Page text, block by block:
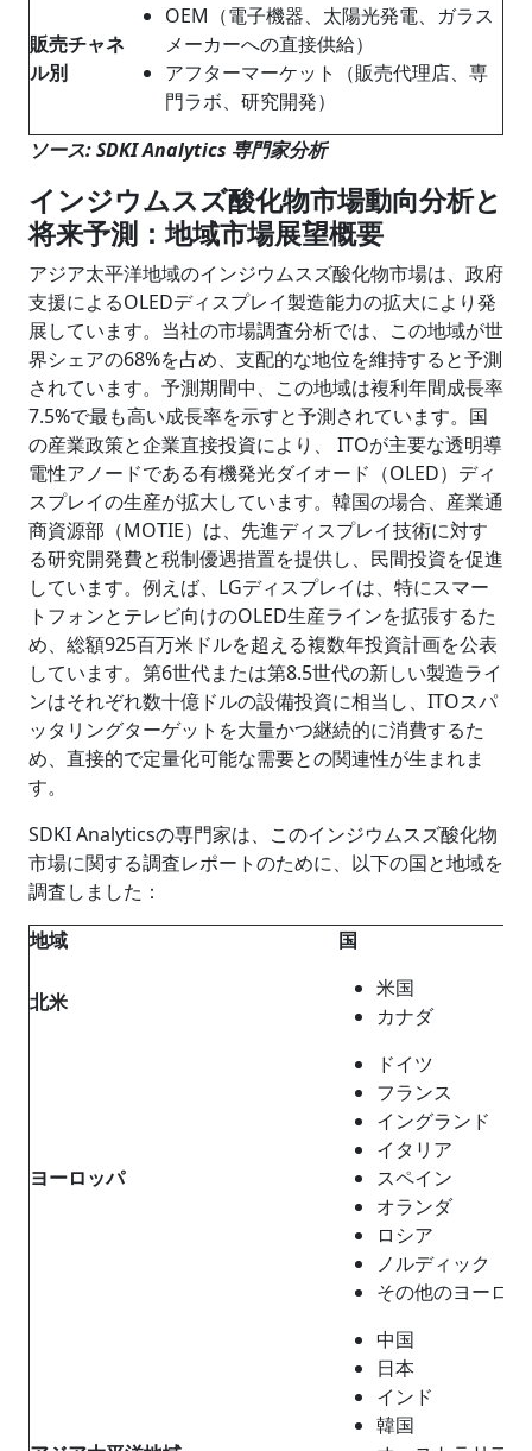
販売チャネ
ル別
OEM（電子機器、太陽光発電、ガラス
メーカーへの直接供給）
アフターマーケット（販売代理店、専
門ラボ、研究開発）
ソース: SDKI Analytics 専門家分析
インジウムスズ酸化物市場動向分析と
将来予測：地域市場展望概要
アジア太平洋地域のインジウムスズ酸化物市場は、政府
支援によるOLEDディスプレイ製造能力の拡大により発
展しています。当社の市場調査分析では、この地域が世
界シェアの68%を占め、支配的な地位を維持すると予測
されています。予測期間中、この地域は複利年間成長率
7.5%で最も高い成長率を示すと予測されています。国
の産業政策と企業直接投資により、 ITOが主要な透明導
電性アノードである有機発光ダイオード（OLED）ディ
スプレイの生産が拡大しています。韓国の場合、産業通
商資源部（MOTIE）は、先進ディスプレイ技術に対す
る研究開発費と税制優遇措置を提供し、民間投資を促進
しています。例えば、LGディスプレイは、特にスマー
トフォンとテレビ向けのOLED生産ラインを拡張するた
め、総額925百万米ドルを超える複数年投資計画を公表
しています。第6世代または第8.5世代の新しい製造ライ
ンはそれぞれ数十億ドルの設備投資に相当し、ITOスパ
ッタリングターゲットを大量かつ継続的に消費するた
め、直接的で定量化可能な需要との関連性が生まれま
す。
SDKI Analyticsの専門家は、このインジウムスズ酸化物
市場に関する調査レポートのために、以下の国と地域を
調査しました：
地域
国
北米
米国
カナダ
ヨーロッパ
ドイツ
フランス
イングランド
イタリア
スペイン
オランダ
ロシア
ノルディック
その他のヨーロ
中国
日本
インド
韓国